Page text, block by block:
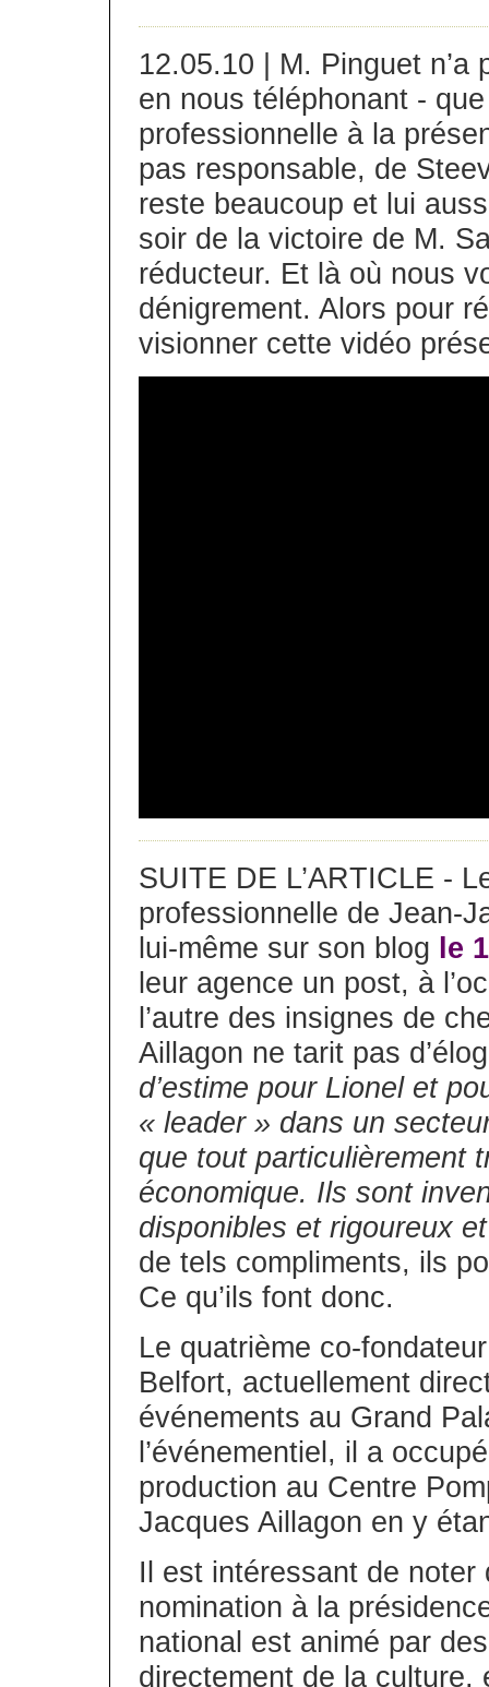
12.05.10 | M. Pinguet n’a
en nous téléphonant -
professionnelle à la
pas responsable, de
reste beaucoup et lui
soir de la victoire de M.
réducteur. Et là où nous
dénigrement. Alors pour
visionner cette vidéo
SUITE DE L’ARTICLE -
professionnelle de Jean-
lui-même sur son blog le
leur agence un post, à
l’autre des insignes de
Aillagon ne tarit pas
d’estime pour Lionel et
« leader » dans un
que tout particulièrement
économique. Ils sont
disponibles et rigoureux
de tels compliments, ils
Ce qu’ils font donc.
Le quatrième co-
Belfort, actuellement
événements au Grand
l’événementiel, il a
production au Centre
Jacques Aillagon en y
Il est intéressant de
nomination à la
national est animé par
directement de la culture,